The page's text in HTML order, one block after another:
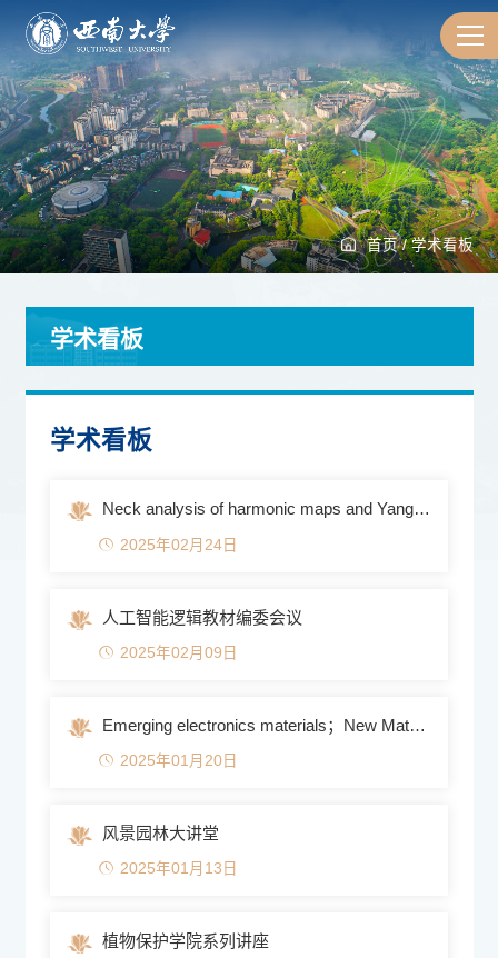
首页/学术看板
学术看板
学术看板
Neck analysis of harmonic maps and Yang-Mills connections...
2025年02月24日
人工智能逻辑教材编委会议
2025年02月09日
Emerging electronics materials；New Materials for Sustain...
2025年01月20日
风景园林大讲堂
2025年01月13日
植物保护学院系列讲座